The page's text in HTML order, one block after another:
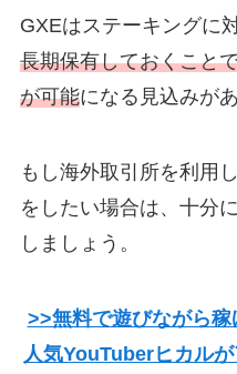
GXEはステーキングに
長期保有しておくこと
が可能になる見込みが
もし海外取引所を利用
をしたい場合は、十分
しましょう。
>>無料で遊びながら稼
人気YouTuberヒカル